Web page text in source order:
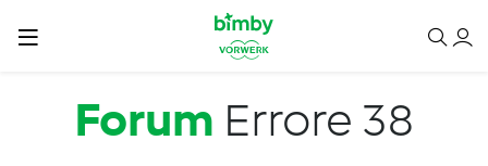
Salta al contenuto principale
Forum Errore 38